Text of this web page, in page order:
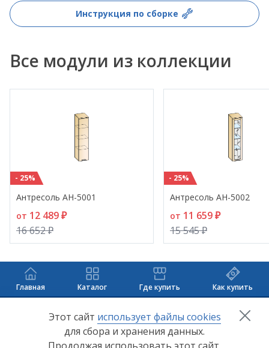
Инструкция по сборке
Все модули из коллекции
- 25%
Антресоль АН-5001
от 12 489 ₽
16 652 ₽
- 25%
Антресоль АН-5002
от 11 659 ₽
15 545 ₽
Главная Каталог Где купить Как купить
+7 (8412) 65-33-00
info@lerom.ru
Этот сайт использует файлы cookies
для сбора и хранения данных.